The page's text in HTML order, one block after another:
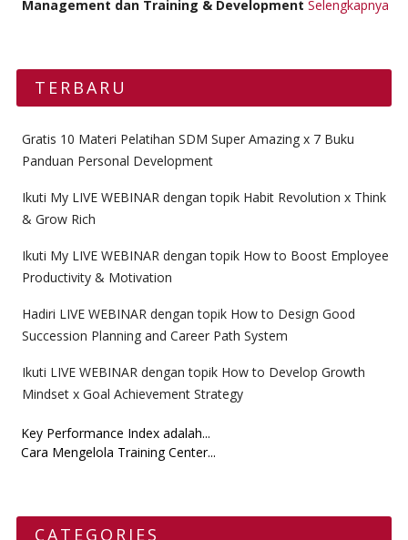
Management dan Training & Development Selengkapnya
TERBARU
Gratis 10 Materi Pelatihan SDM Super Amazing x 7 Buku
Panduan Personal Development
Ikuti My LIVE WEBINAR dengan topik Habit Revolution x Think
& Grow Rich
Ikuti My LIVE WEBINAR dengan topik How to Boost Employee
Productivity & Motivation
Hadiri LIVE WEBINAR dengan topik How to Design Good
Succession Planning and Career Path System
Ikuti LIVE WEBINAR dengan topik How to Develop Growth
Mindset x Goal Achievement Strategy
Key Performance Index adalah...
Cara Mengelola Training Center...
CATEGORIES